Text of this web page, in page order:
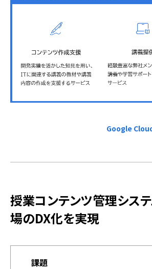
Google
授業コンテンツ管理シス
場のDX化を実現
課題